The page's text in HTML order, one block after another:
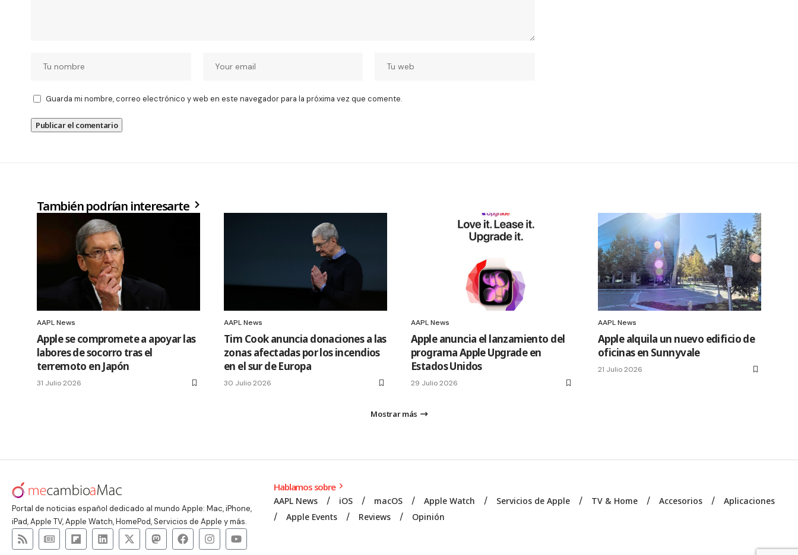
Guarda mi nombre, correo electrónico y web en este navegador para la próxima vez que comente.
También podrían interesarte
AAPL News
Apple se compromete a apoyar las
labores de socorro tras el
terremoto en Japón
31 Julio 2026
AAPL News
Tim Cook anuncia donaciones a las
zonas afectadas por los incendios
en el sur de Europa
30 Julio 2026
AAPL News
Apple anuncia el lanzamiento del
programa Apple Upgrade en
Estados Unidos
29 Julio 2026
AAPL News
Apple alquila un nuevo edificio de
oficinas en Sunnyvale
21 Julio 2026
Mostrar más
Portal de noticias español dedicado al mundo Apple: Mac, iPhone,
iPad, Apple TV, Apple Watch, HomePod, Servicios de Apple y más.
Hablamos sobre
AAPL News iOS macOS Apple Watch Servicios de Apple TV & Home Accesorios
Aplicaciones
Apple Events
Reviews Opinión